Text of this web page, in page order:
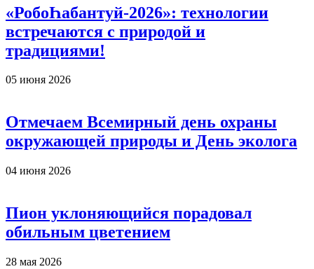
«РобоҺабантуй-2026»: технологии
встречаются с природой и
традициями!
05 июня 2026
Отмечаем Всемирный день охраны
окружающей природы и День эколога
04 июня 2026
Пион уклоняющийся порадовал
обильным цветением
28 мая 2026